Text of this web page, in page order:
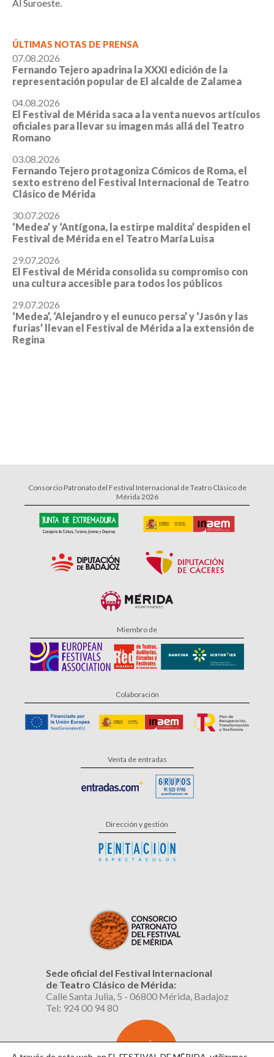
Al Suroeste.
ÚLTIMAS NOTAS DE PRENSA
07.08.2026
Fernando Tejero apadrina la XXXI edición de la
representación popular de El alcalde de Zalamea
04.08.2026
El Festival de Mérida saca a la venta nuevos artículos
oficiales para llevar su imagen más allá del Teatro
Romano
03.08.2026
Fernando Tejero protagoniza Cómicos de Roma, el
sexto estreno del Festival Internacional de Teatro
Clásico de Mérida
30.07.2026
‘Medea’ y ‘Antígona, la estirpe maldita’ despiden el
Festival de Mérida en el Teatro María Luisa
29.07.2026
El Festival de Mérida consolida su compromiso con
una cultura accesible para todos los públicos
29.07.2026
‘Medea’, ‘Alejandro y el eunuco persa’ y ‘Jasón y las
furias’ llevan el Festival de Mérida a la extensión de
Regina
Consorcio Patronato del Festival Internacional de Teatro Clásico de
Mérida 2026
Miembro de
Colaboración
Venta de entradas
Dirección y gestión
Sede oficial del Festival Internacional
de Teatro Clásico de Mérida:
Calle Santa Julia, 5 - 06800 Mérida, Badajoz
Tel: 924 00 94 80
SUSCRÍBETE